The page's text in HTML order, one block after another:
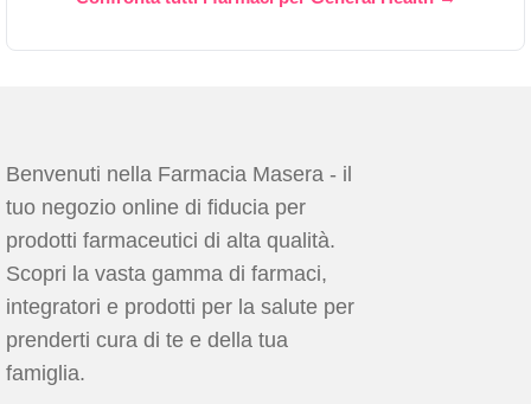
Benvenuti nella Farmacia Masera - il
tuo negozio online di fiducia per
prodotti farmaceutici di alta qualità.
Scopri la vasta gamma di farmaci,
integratori e prodotti per la salute per
prenderti cura di te e della tua
famiglia.